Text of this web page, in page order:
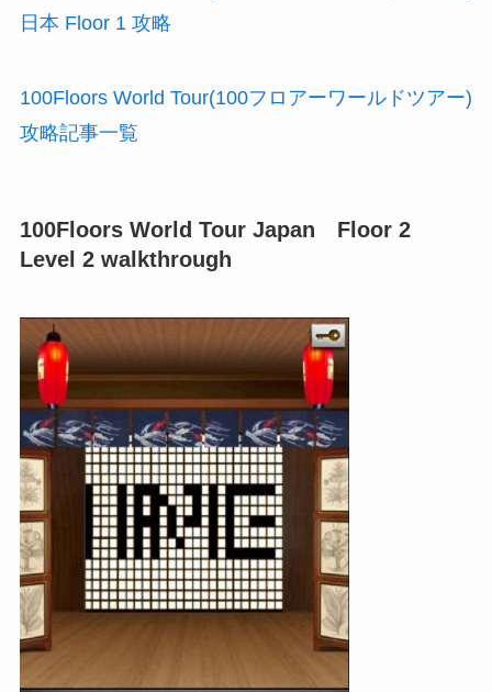
日本 Floor 1 攻略
100Floors World Tour(100フロアーワールドツアー)
攻略記事一覧
100Floors World Tour Japan Floor 2
Level 2 walkthrough